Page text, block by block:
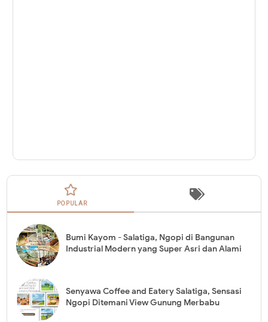
POPULAR
Bumi Kayom - Salatiga, Ngopi di Bangunan
Industrial Modern yang Super Asri dan Alami
Senyawa Coffee and Eatery Salatiga, Sensasi
Ngopi Ditemani View Gunung Merbabu